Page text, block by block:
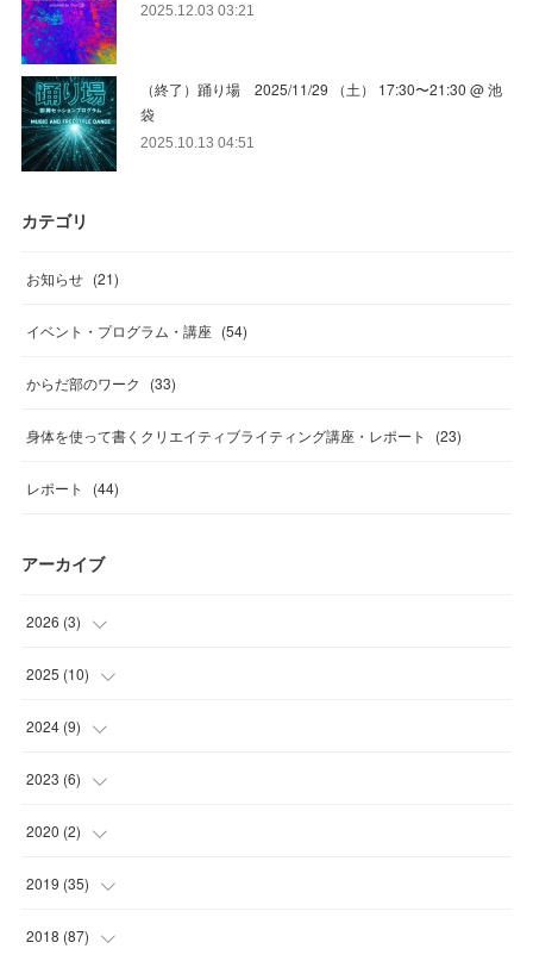
2025.12.03 03:21
（終了）踊り場 2025/11/29 （土） 17:30〜21:30 @ 池
袋
2025.10.13 04:51
カテゴリ
お知らせ (21)
イベント・プログラム・講座 (54)
からだ部のワーク (33)
身体を使って書くクリエイティブライティング講座・レポート (23)
レポート (44)
アーカイブ
2026 (3)
(1
( )
(
2025 (10)
( )
( )
(
(3
2024 (9)
( )
( )
(2
(1
2023 (6)
( )
(1
(3
2020 (2)
(1
(1
2019 (35)
(2
2018 (87)